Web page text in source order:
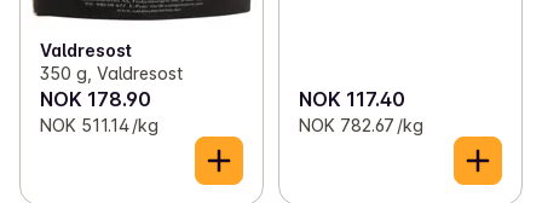
Valdresost
350 g, Valdresost
NOK 178.90
NOK 511.14 /kg
NOK 117.40
NOK 782.67 /kg